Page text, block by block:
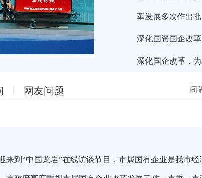
革发展多次作出
深化国资国企改
深化国企改革，
网友问题 间
来到“中国龙岩”在线访谈节目，市属国有企业是我市